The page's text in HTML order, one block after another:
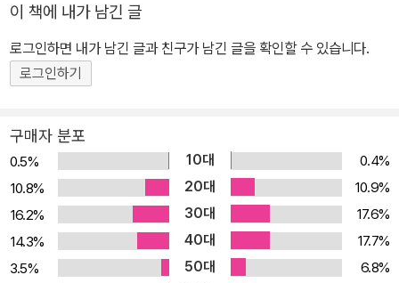
자들 입장에서는 수많은 지젝 번역서의 목록에 또 하나가 추가되는
것이 아니라, 명쾌하고 이해하기 쉬운 지젝 번역서 한 권을 갖게 된 셈
이다. 눈에 보이지 않는 폭력에 초점을 맞춰라 지젝은 명백하게 눈에
에 따르면, 제2차 세계 대전이 한창일 때, 한 독일군 장교가 파리에 있
는 피카소의 작업실을 방문했다. 거기서 장교는 <게르니카>를 보고,
그림에 드러난 모더니즘적 ‘카오스’에 충격을 받아 피카소에게 물었
다. “당신이 이렇게 한 거요?” 피카소는 태연하게 대답했다. “아니오,
당신이 했잖소!” 오늘날, 많은 자유주의자들은 2005년 파리 교외에
서 일어났던 약탈과 같은 폭력적인 사태가 일어나기만 하면 여전히
이 책에 내가 남긴 글
로그인하면 내가 남긴 글과 친구가 남긴 글을 확인할 수 있습니다.
로그인하기
구매자 분포
0.5% 10대
0.4%
10.8%
20대
10.9%
16.2%
30대
17.6%
14.3%
40대
17.7%
3.5%
50대
6.8%